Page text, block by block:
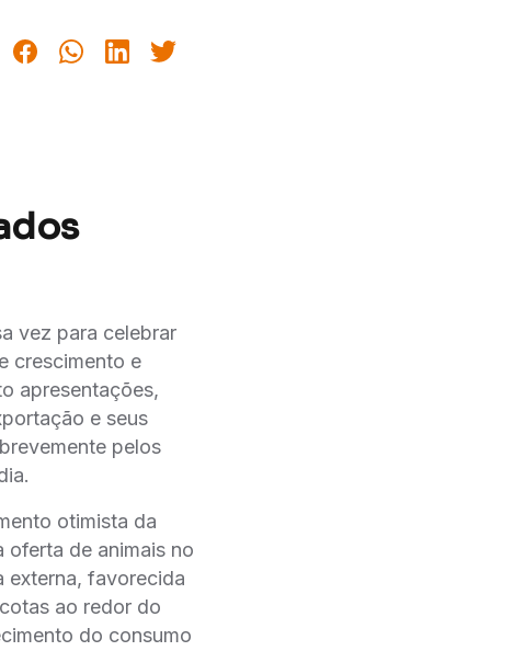
vez para celebrar
crescimento e
apresentações,
e seus
pelos
otimista da
oferta de animais no
externa, favorecida
ao redor do
do consumo